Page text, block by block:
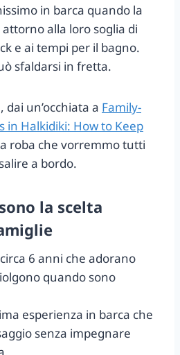
in barca quando la
alla loro soglia di
e ai tempi per il bagno.
sfaldarsi in fretta.
un’occhiata a Family-
in Halkidiki: How to Keep
roba che vorremmo tutti
a bordo.
la scelta
6 anni che adorano
quando sono
esperienza in barca che
senza impegnare